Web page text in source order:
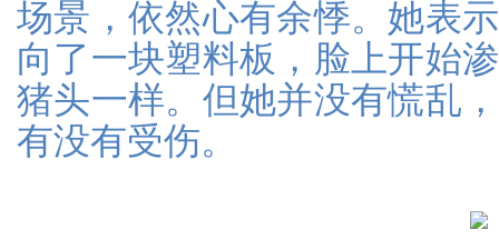
场景，依然心有余悸。她表
向了一块塑料板，脸上开始
猪头一样。但她并没有慌乱
有没有受伤。